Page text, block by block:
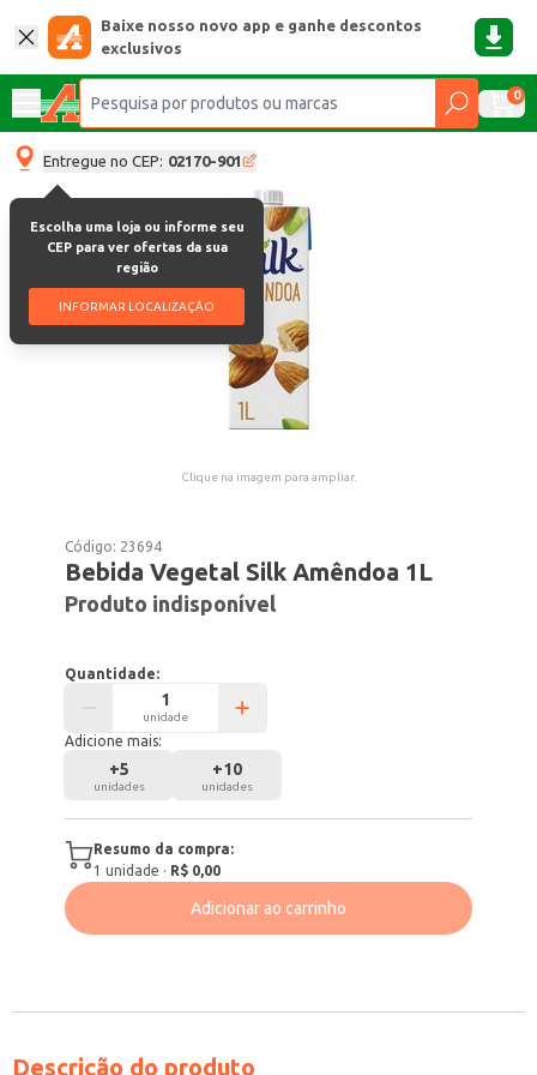
Baixe nosso novo app e ganhe descontos
exclusivos
0
Entregue no CEP: 02170-901
Escolha uma loja ou informe seu
CEP para ver ofertas da sua
região
INFORMAR LOCALIZAÇÃO
Clique na imagem para ampliar.
Código: 23694
Bebida Vegetal Silk Amêndoa 1L
Produto indisponível
Quantidade:
unidade
Adicione mais:
+5
unidades
+10
unidades
Resumo da compra:
1 unidade · R$ 0,00
Adicionar ao carrinho
Descrição do produto